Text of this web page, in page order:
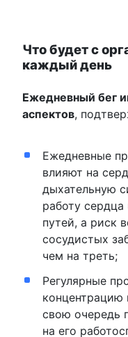
Что будет с
каждый день
Ежедневный бег
аспектов,
Ежедневные
влияют на
дыхательную
работу
путей, а риск
сосудистых
чем на треть;
Регулярные
концентрацию
свою очередь
на его